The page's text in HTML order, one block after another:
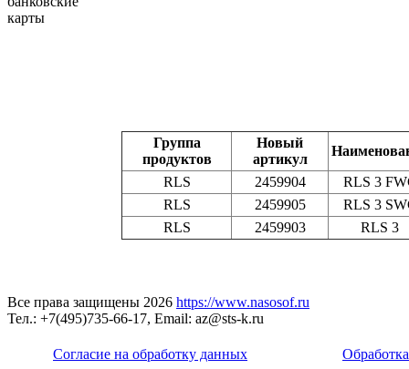
Группа
продуктов
Новый
артикул
RLS
2459904
RLS 3
RLS
2459905
RLS 3
RLS
2459903 RLS 3
Все права защищены 2026 https://www.nasosof.ru
Тел.: +7(495)735-66-17, Email: az@sts-k.ru
Согласие на обработку данных